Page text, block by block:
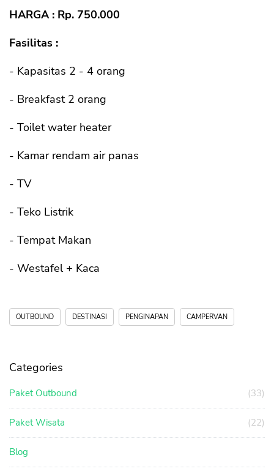
HARGA : Rp. 750.000
Fasilitas :
- Kapasitas 2 - 4 orang
- Breakfast 2 orang
- Toilet water heater
- Kamar rendam air panas
- TV
- Teko Listrik
- Tempat Makan
- Westafel + Kaca
OUTBOUND DESTINASI PENGINAPAN CAMPERVAN
Categories
Paket Outbound (33)
Paket Wisata (22)
Blog